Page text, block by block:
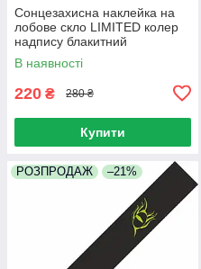
Сонцезахисна наклейка на
лобове скло LIMITED колер
надпису блакитний
В наявності
220 ₴ 280 ₴
Купити
РОЗПРОДАЖ –21%